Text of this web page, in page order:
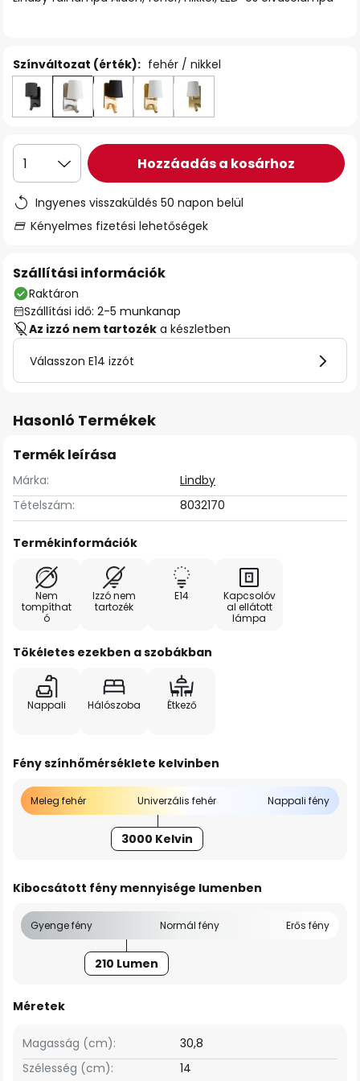
Színváltozat (érték): fehér / nikkel
1 Hozzáadás a kosárhoz
Ingyenes visszaküldés 50 napon belül
Kényelmes fizetési lehetőségek
Szállítási információk
Raktáron
Szállítási idő: 2-5 munkanap
Az izzó nem tartozék a készletben
Válasszon E14 izzót
Hasonló Termékek
Termék leírása
Márka:
Lindby
Tételszám:
8032170
Termékinformációk
Nem
tompíthat
ó
Izzó nem
tartozék
E14
Kapcsolóv
al ellátott
lámpa
Tökéletes ezekben a szobákban
Nappali Hálószoba Étkező
Fény színhőmérséklete kelvinben
Meleg fehér Univerzális fehér Nappali fény
3000 Kelvin
Kibocsátott fény mennyisége lumenben
Gyenge fény Normál fény Erős fény
210 Lumen
Méretek
Szélesség (cm): 14
Magasság (cm): 30,8